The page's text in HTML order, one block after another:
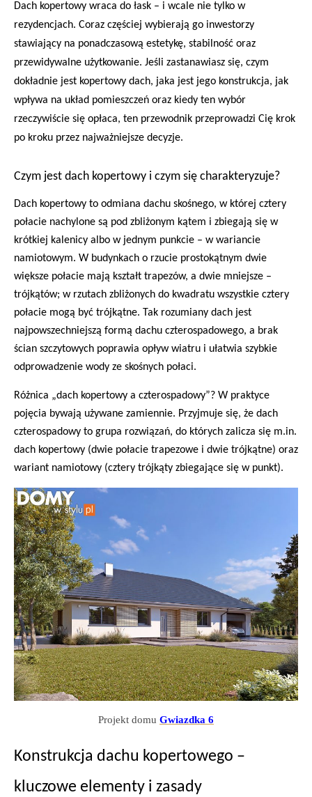
Dach kopertowy wraca do łask – i wcale nie tylko w
rezydencjach. Coraz częściej wybierają go inwestorzy
stawiający na ponadczasową estetykę, stabilność oraz
przewidywalne użytkowanie. Jeśli zastanawiasz się, czym
dokładnie jest kopertowy dach, jaka jest jego konstrukcja, jak
wpływa na układ pomieszczeń oraz kiedy ten wybór
rzeczywiście się opłaca, ten przewodnik przeprowadzi Cię krok
po kroku przez najważniejsze decyzje.
Czym jest dach kopertowy i czym się charakteryzuje?
Dach kopertowy to odmiana dachu skośnego, w której cztery
połacie nachylone są pod zbliżonym kątem i zbiegają się w
krótkiej kalenicy albo w jednym punkcie – w wariancie
namiotowym. W budynkach o rzucie prostokątnym dwie
większe połacie mają kształt trapezów, a dwie mniejsze –
trójkątów; w rzutach zbliżonych do kwadratu wszystkie cztery
połacie mogą być trójkątne. Tak rozumiany dach jest
najpowszechniejszą formą dachu czterospadowego, a brak
ścian szczytowych poprawia opływ wiatru i ułatwia szybkie
odprowadzenie wody ze skośnych połaci.
Różnica „dach kopertowy a czterospadowy”? W praktyce
pojęcia bywają używane zamiennie. Przyjmuje się, że dach
czterospadowy to grupa rozwiązań, do których zalicza się m.in.
dach kopertowy (dwie połacie trapezowe i dwie trójkątne) oraz
wariant namiotowy (cztery trójkąty zbiegające się w punkt).
Projekt domu Gwiazdka 6
Konstrukcja dachu kopertowego –
kluczowe elementy i zasady